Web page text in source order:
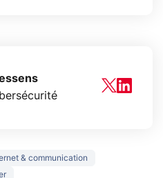
& communication